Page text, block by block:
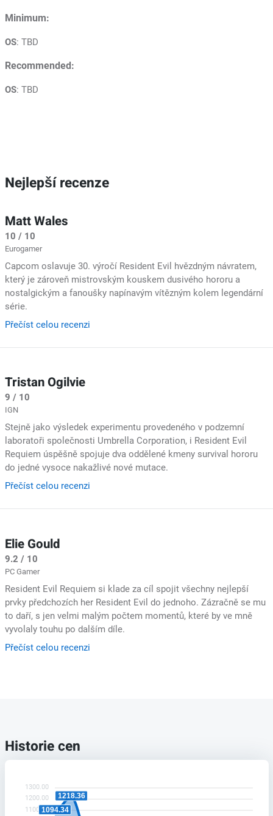
Minimum:
OS: TBD
Recommended:
OS: TBD
Nejlepší recenze
Matt Wales
10 / 10
Eurogamer
Capcom oslavuje 30. výročí Resident Evil hvězdným návratem,
který je zároveň mistrovským kouskem dusivého hororu a
nostalgickým a fanoušky napínavým vítězným kolem legendární
série.
Přečíst celou recenzi
Tristan Ogilvie
9 / 10
IGN
Stejně jako výsledek experimentu provedeného v podzemní
laboratoři společnosti Umbrella Corporation, i Resident Evil
Requiem úspěšně spojuje dva oddělené kmeny survival hororu
do jedné vysoce nakažlivé nové mutace.
Přečíst celou recenzi
Elie Gould
9.2 / 10
PC Gamer
Resident Evil Requiem si klade za cíl spojit všechny nejlepší
prvky předchozích her Resident Evil do jednoho. Zázračně se mu
to daří, s jen velmi malým počtem momentů, které by ve mně
vyvolaly touhu po dalším díle.
Přečíst celou recenzi
Historie cen
1300.00
1200.00
1100.001094.34
1218.36